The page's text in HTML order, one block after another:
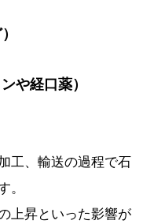
や経口薬）
工、輸送の過程で石
。
上昇といった影響が